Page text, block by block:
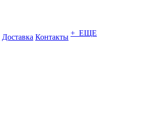
Доставка Контакты + ЕЩЕ